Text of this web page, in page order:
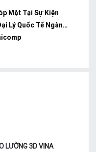
Mặt Tại Sự Kiện
Lý Quốc Tế Ngành
LƯỜNG 3D VINA